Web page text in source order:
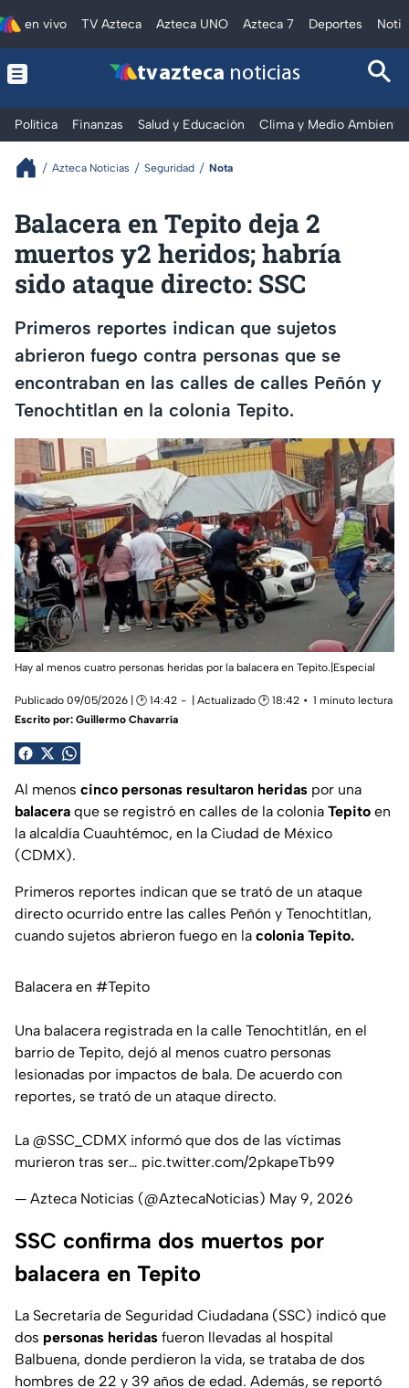
en vivo TV Azteca Azteca UNO Azteca 7 Deportes
tv azteca noticias
Política Finanzas Salud y Educación Clima y Medio Ambiente
Azteca Noticias Seguridad Nota
Balacera en Tepito deja 2
muertos y2 heridos; habría
sido ataque directo: SSC
Primeros reportes indican que sujetos
abrieron fuego contra personas que se
encontraban en las calles de calles Peñón y
Tenochtitlan en la colonia Tepito.
Hay al menos cuatro personas heridas por la balacera en Tepito.|Especial
Publicado 09/05/2026 | 🕑 14:42 | Actualizado 🕑 18:42
1 minuto lectura
Escrito por: Guillermo Chavarría
Al menos cinco personas resultaron heridas por una
balacera que se registró en calles de la colonia Tepito en
la alcaldía Cuauhtémoc, en la Ciudad de México
(CDMX).
Primeros reportes indican que se trató de un ataque
directo ocurrido entre las calles Peñón y Tenochtitlan,
cuando sujetos abrieron fuego en la colonia Tepito.
Balacera en #Tepito
Una balacera registrada en la calle Tenochtitlán, en el
barrio de Tepito, dejó al menos cuatro personas
lesionadas por impactos de bala. De acuerdo con
reportes, se trató de un ataque directo.
La @SSC_CDMX informó que dos de las víctimas
murieron tras ser… pic.twitter.com/2pkapeTb99
— Azteca Noticias (@AztecaNoticias) May 9, 2026
SSC confirma dos muertos por
balacera en Tepito
La Secretaría de Seguridad Ciudadana (SSC) indicó que
dos personas heridas fueron llevadas al hospital
Balbuena, donde perdieron la vida, se trataba de dos
hombres de 22 y 39 años de edad. Además, se reportó